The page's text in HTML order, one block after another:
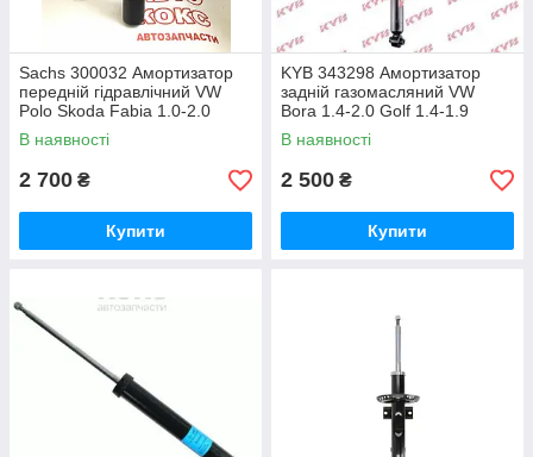
Sachs 300032 Амортизатор
передній гідравлічний VW
Polo Skoda Fabia 1.0-2.0
08.99-
В наявності
2 700 ₴
Купити
KYB 343298 Амортизатор
задній газомасляний VW
Bora 1.4-2.0 Golf 1.4-1.9
Skoda Octavia 1.4-2.0
В наявності
2 500 ₴
Купити